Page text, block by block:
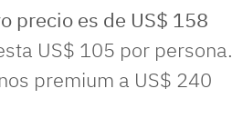
precio es de US$ 158
US$ 105 por persona.
premium a US$ 240